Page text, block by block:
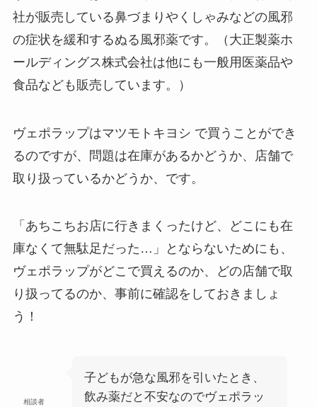
社が販売している鼻づまりやくしゃみなどの風邪
の症状を緩和するぬる風邪薬です。（大正製薬ホ
ールディングス株式会社は他にも一般用医薬品や
食品なども販売しています。）
ヴェポラップはマツモトキヨシ で買うことができ
るのですが、問題は在庫があるかどうか、店舗で
取り扱っているかどうか、です。
「あちこちお店に行きまくったけど、どこにも在
庫なくて無駄足だった…」とならないためにも、
ヴェポラップがどこで買えるのか、どの店舗で取
り扱ってるのか、事前に確認をしておきましょ
う！
相談者
子どもが急な風邪を引いたとき、
飲み薬だと不安なのでヴェポラッ